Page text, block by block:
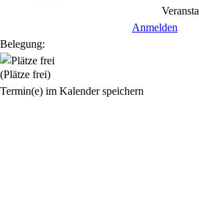
Anmelden
Belegung:
(Plätze frei)
Termin(e) im Kalender speichern